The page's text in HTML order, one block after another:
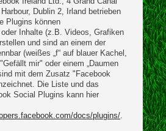
Dublin 2, Irland betrieben
Plugins können
oder Inhalte (z.B. Videos, Grafiken
und sind an einem der
(weißes „f“ auf blauer Kachel,
mir" oder einem „Daumen
mit dem Zusatz "Facebook
Die Liste und das
Social Plugins kann hier
docs/plugins/.